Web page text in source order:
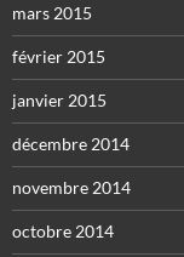
mars 2015
février 2015
janvier 2015
décembre 2014
novembre 2014
octobre 2014